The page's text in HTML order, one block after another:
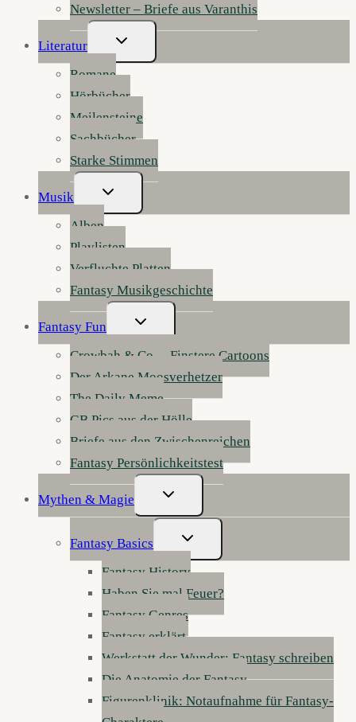
Newsletter – Briefe aus Varanthis
Literatur
Untermenü
Umschalten
Romane
Hörbücher
Meilensteine
Sachbücher
Starke Stimmen
Musik
Untermenü
Umschalten
Alben
Playlisten
Verfluchte Platten
Fantasy Musikgeschichte
Fantasy Fun
Untermenü
Umschalten
Crowbah & Co. – Finstere Cartoons
Der Arkane Moosverhetzer
The Daily Meme
GB Pics aus der Hölle
Briefe aus den Zwischenreichen
Fantasy Persönlichkeitstest
Mythen & Magie
Untermenü
Umschalten
Fantasy Basics
Untermenü
Umschalten
Fantasy History
Haben Sie mal Feuer?
Fantasy Genres
Fantasy erklärt
Werkstatt der Wunder: Fantasy schreiben
Die Anatomie der Fantasy
Figurenklinik: Notaufnahme für Fantasy-